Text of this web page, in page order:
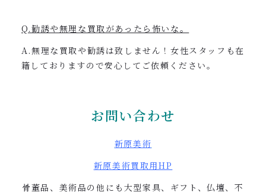
Q.勧誘や無理な買取があったら怖いな。
A.無理な買取や勧誘は致しません！女性スタッフも在
籍しておりますので安心してご依頼ください。
お問い合わせ
新原美術
新原美術買取用HP
骨董品、美術品の他にも大型家具、ギフト、仏壇、不